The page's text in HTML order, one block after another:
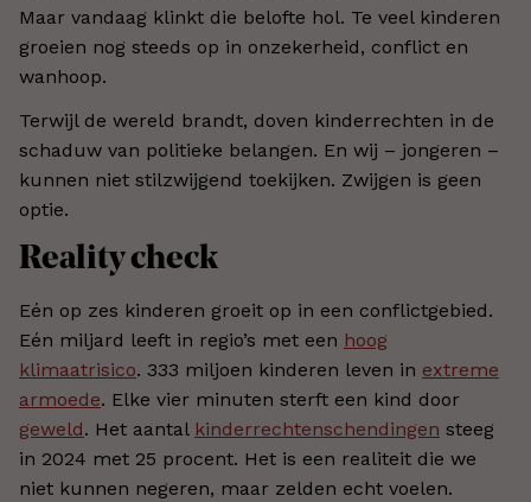
Maar vandaag klinkt die belofte hol. Te veel kinderen
groeien nog steeds op in onzekerheid, conflict en
wanhoop.
Terwijl de wereld brandt, doven kinderrechten in de
schaduw van politieke belangen. En wij – jongeren –
kunnen niet stilzwijgend toekijken. Zwijgen is geen
optie.
Reality check
Eén op zes kinderen groeit op in een conflictgebied.
Eén miljard leeft in regio’s met een hoog
klimaatrisico. 333 miljoen kinderen leven in extreme
armoede. Elke vier minuten sterft een kind door
geweld. Het aantal kinderrechtenschendingen steeg
in 2024 met 25 procent. Het is een realiteit die we
niet kunnen negeren, maar zelden echt voelen.